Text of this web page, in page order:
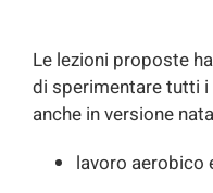
Le lezioni proposte
di sperimentare tutti
anche in versione
lavoro aerobico